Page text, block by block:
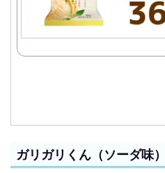
ガリガリくん（ソーダ味）